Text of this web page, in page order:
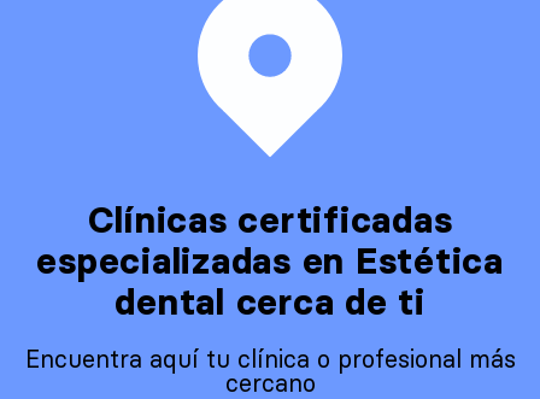
Clínicas certificadas
especializadas en Estética
dental cerca de ti
Encuentra aquí tu clínica o profesional más
cercano